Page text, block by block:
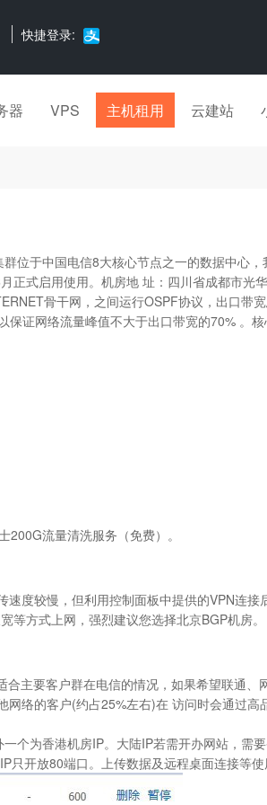
快捷登录:
器 VPS 主机租用 云建站
于中国电信8大核心节点之一的数据中心，
式启用使用。机房地 址：四川省成都市光华
骨干网，之间运行OSPF协议，出口带
证网络流量峰值不大于出口带宽的70% 。
流量清洗服务（免费）。
度较慢，但利用控制面板中提供的VPN连
等方式上网，强烈建议您选择北京BGP机房。
主要客户群在电信的情况，如果希望联通
络的客户(约占25%左右)在 访问时会通过
个为香港机房IP。大陆IP若需开办网站，需
开放80端口。上传数据及远程桌面连接等使